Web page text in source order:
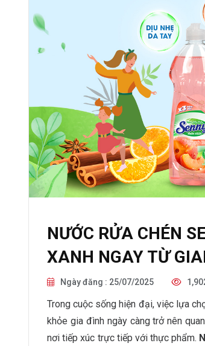
NƯỚC RỬA CHÉN
XANH NGAY TỪ
Ngày đăng : 25/07/2025
Trong cuộc sống hiện đại, việc lựa
khỏe gia đình ngày càng trở nên
nơi tiếp xúc trực tiếp với thực phẩm.